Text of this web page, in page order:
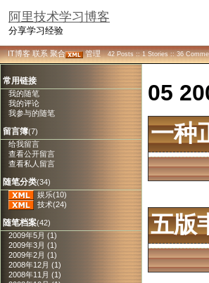
阿里技术学习博客
分享学习经验
IT博客 联系 聚合 管理 42 Posts :: 1 Stories :: 36
常用链接
我的随笔
我的评论
我参与的随笔
留言簿(7)
给我留言
查看公开留言
查看私人留言
随笔分类(34)
娱乐(10)
技术(24)
随笔档案(42)
2009年5月 (1)
2009年3月 (1)
2009年2月 (1)
2008年12月 (1)
2008年11月 (1)
05
一种
五版